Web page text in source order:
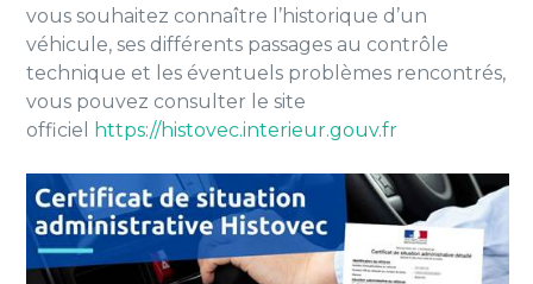
vous souhaitez connaître l’historique d’un
véhicule, ses différents passages au contrôle
technique et les éventuels problèmes rencontrés,
vous pouvez consulter le site
officiel
https://histovec.interieur.gouv.fr